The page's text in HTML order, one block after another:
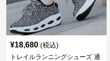
¥18,680 (税込)
トレイルランニングシューズ 通